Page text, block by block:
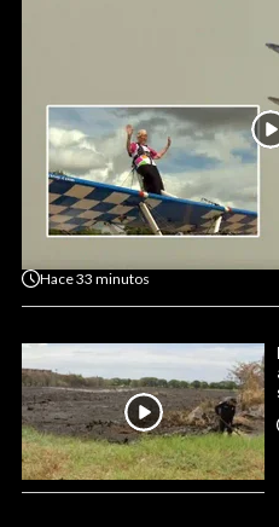
Hace33 minutos